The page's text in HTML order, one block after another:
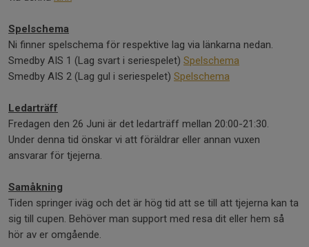
Spelschema
Ni finner spelschema för respektive lag via länkarna nedan.
Smedby AIS 1 (Lag svart i seriespelet) Spelschema
Smedby AIS 2 (Lag gul i seriespelet) Spelschema
Ledarträff
Fredagen den 26 Juni är det ledarträff mellan 20:00-21:30.
Under denna tid önskar vi att föräldrar eller annan vuxen
ansvarar för tjejerna.
Samåkning
Tiden springer iväg och det är hög tid att se till att tjejerna kan ta
sig till cupen. Behöver man support med resa dit eller hem så
hör av er omgående.